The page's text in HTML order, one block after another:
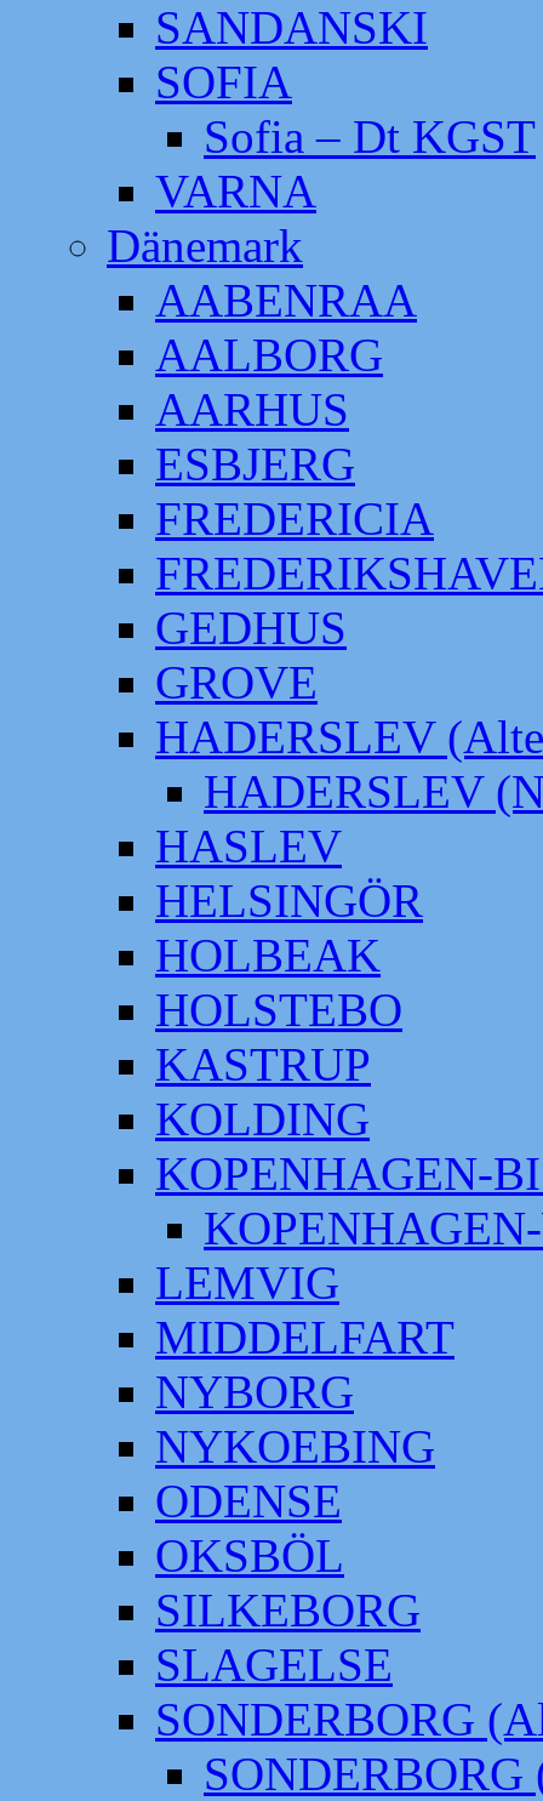
SANDANSKI
SOFIA
Sofia – Dt KGST
VARNA
Dänemark
AABENRAA
AALBORG
AARHUS
ESBJERG
FREDERICIA
GEDHUS
GROVE
HADERSLEV
HADERSLEV
HASLEV
HELSINGÖR
HOLBEAK
HOLSTEBO
KASTRUP
KOLDING
KOPENHAGEN-
LEMVIG
MIDDELFART
NYBORG
NYKOEBING
ODENSE
OKSBÖL
SILKEBORG
SLAGELSE
SONDERBORG
SONDERBORG